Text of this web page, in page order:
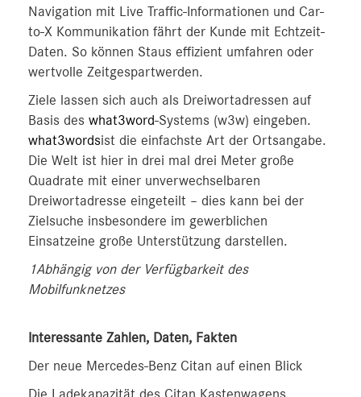
Navigation mit Live Traffic-Informationen und Car-
to-X Kommunikation fährt der Kunde mit Echtzeit-
Daten. So können Staus effizient umfahren oder
wertvolle Zeitgespartwerden.
Ziele lassen sich auch als Dreiwortadressen auf
Basis des what3word-Systems (w3w) eingeben.
what3wordsist die einfachste Art der Ortsangabe.
Die Welt ist hier in drei mal drei Meter große
Quadrate mit einer unverwechselbaren
Dreiwortadresse eingeteilt – dies kann bei der
Zielsuche insbesondere im gewerblichen
Einsatzeine große Unterstützung darstellen.
1Abhängig von der Verfügbarkeit des
Mobilfunknetzes
Interessante Zahlen, Daten, Fakten
Der neue Mercedes-Benz Citan auf einen Blick